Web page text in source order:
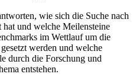
wie sich die Suche nach
und welche Meilensteine
im Wettlauf um die
werden und welche
durch die Forschung und
entstehen.